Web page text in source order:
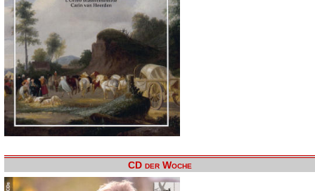
CD der Woche